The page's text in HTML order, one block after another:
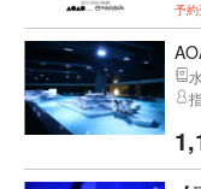
予